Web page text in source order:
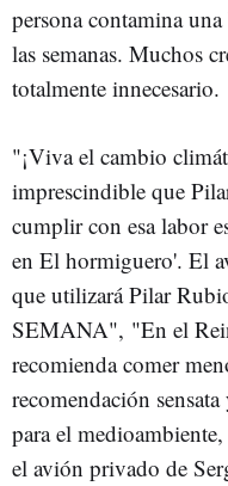
persona contamina
las semanas. Muchos
totalmente innecesario.
"¡Viva el cambio
imprescindible que
cumplir con esa labor
en El hormiguero'. El
que utilizará Pilar
SEMANA", "En el
recomienda comer
recomendación
para el
el avión privado de